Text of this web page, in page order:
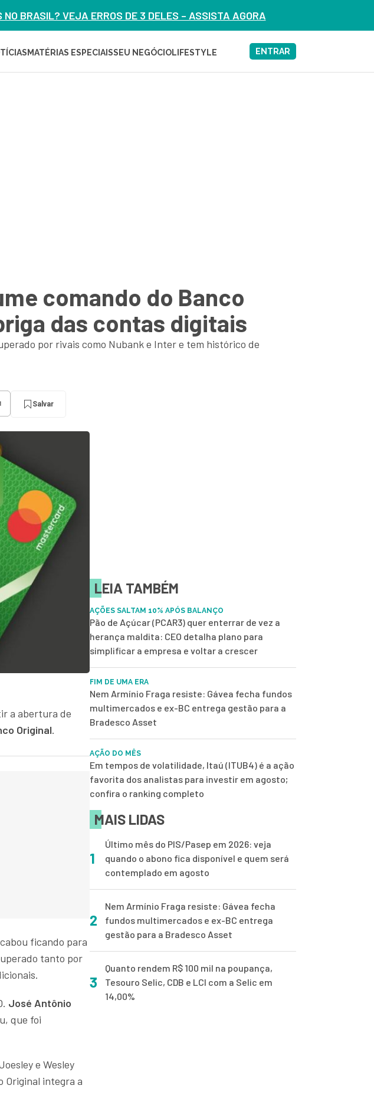
NO BRASIL? VEJA ERROS DE 3 DELES – ASSISTA AGORA
MATÉRIAS ESPECIAISSEU NEGÓCIOLIFESTYLE ENTRAR
comando do Banco
das contas digitais
por rivais como Nubank e Inter e tem histórico de
Salvar
a abertura de
Original.
ficando para
tanto por
José Antônio
que foi
e Wesley
Original integra a
LEIA TAMBÉM
AÇÕES SALTAM 10% APÓS BALANÇO
Pão de Açúcar (PCAR3) quer enterrar de vez a
herança maldita: CEO detalha plano para
simplificar a empresa e voltar a crescer
FIM DE UMA ERA
Nem Armínio Fraga resiste: Gávea fecha fundos
multimercados e ex-BC entrega gestão para a
Bradesco Asset
AÇÃO DO MÊS
Em tempos de volatilidade, Itaú (ITUB4) é a ação
favorita dos analistas para investir em agosto;
confira o ranking completo
MAIS LIDAS
1
Último mês do PIS/Pasep em 2026: veja
quando o abono fica disponível e quem será
contemplado em agosto
2
Nem Armínio Fraga resiste: Gávea fecha
fundos multimercados e ex-BC entrega
gestão para a Bradesco Asset
3
Quanto rendem R$ 100 mil na poupança,
Tesouro Selic, CDB e LCI com a Selic em
14,00%